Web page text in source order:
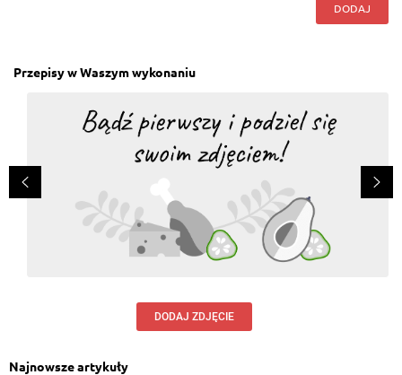
DODAJ
Przepisy w Waszym wykonaniu
DODAJ ZDJĘCIE
Najnowsze artykuły